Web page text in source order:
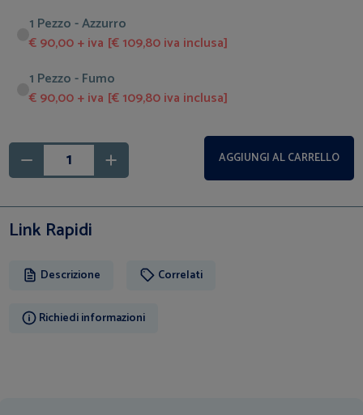
1 Pezzo - Azzurro
€ 90,00 + iva [€ 109,80 iva inclusa]
1 Pezzo - Fumo
€ 90,00 + iva [€ 109,80 iva inclusa]
AGGIUNGI AL CARRELLO
Link Rapidi
Descrizione Correlati
Richiedi informazioni